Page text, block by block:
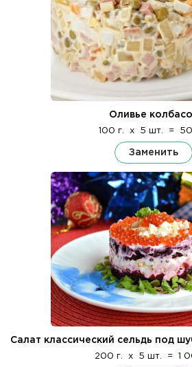
Оливье
100 г. x 5 шт. =
Заменить
Салат классический сельдь под
200 г. x 5 шт. = 1